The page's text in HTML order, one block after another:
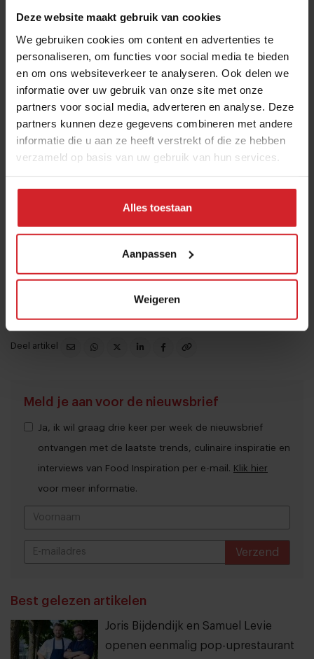
Deze website maakt gebruik van cookies
We gebruiken cookies om content en advertenties te
personaliseren, om functies voor social media te bieden
en om ons websiteverkeer te analyseren. Ook delen we
informatie over uw gebruik van onze site met onze
partners voor social media, adverteren en analyse. Deze
partners kunnen deze gegevens combineren met andere
informatie die u aan ze heeft verstrekt of die ze hebben
verzameld op basis van uw gebruik van hun services.
Alles toestaan
Aanpassen
Weigeren
er maximaal twaalf deelnemers. Op elke studiedag
maken we een gerecht waarin verschillende
technieken, bereidingen en producten zijn verwerkt.
Dat gerecht maken we twee keer op een dag, zodat de
cursisten leren om zich te verbeteren."
Hoe zit het met de baangarantie?
een goed netwerk van geïnteresseerde zaken waar we
eerder studenten hebben geplaatst. Denk aan hotels
zoals The Grand en L’Europe, maar ook kleinere
willen werken en welke soort zaak hun voorkeur
Deel artikel
Meld je aan voor de nieuwsbrief
Ja, ik wil graag drie keer per week de nieuwsbrief
ontvangen met de laatste trends, culinaire inspiratie en
interviews van Food Inspiration per e-mail. Klik hier
voor meer informatie.
Verzend
Best gelezen artikelen
Joris Bijdendijk en Samuel Levie
openen eenmalig pop-uprestaurant